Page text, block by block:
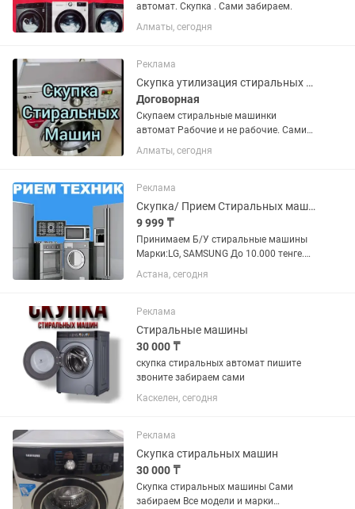
автомат. Скупка . Сами забираем.
Алматы, сегодня
Реклама
Скупка утилизация стиральных машин автомат
Договорная
Скупаем стиральные машинки
автомат Рабочие и не рабочие. Сами
забираем. Звоните, пишите. Скупка
утилизация
Алматы, сегодня
Реклама
Скупка/ Прием Стиральных машин Автомат
9 999 ₸
Принимаем Б/У стиральные машины
Марки:LG, SAMSUNG До 10.000 тенге.
Service Stiralki Astana г. Астана,ул.
АБЫЛАЙХАНА, дом 62
Астана, сегодня
Реклама
Стиральные машины
30 000 ₸
скупка стиральных автомат пишите
звоните забираем сами
Каскелен, сегодня
Реклама
Скупка стиральных машин
30 000 ₸
Скупка стиральных машины Сами
забираем Все модели и марки